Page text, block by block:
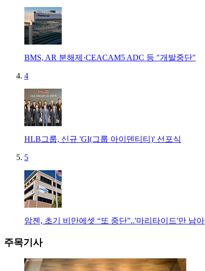
BMS, AR 분해제·CEACAM5 ADC 등 "개발중단"
4
HLB그룹, 신규 'GI(그룹 아이덴티티)' 선포식
5
암젠, 초기 비만에셋 “또 중단”..'마리타이드'만 남아
주목기사